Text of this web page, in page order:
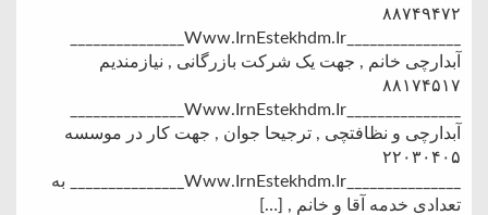
۸۸۷۴۹۴۷۲
آبدارچی خانم , جهت یک شرکت بازرگانی , نیازمندیم
۸۸۱۷۴۵۱۷
آبدارچی و نظافتچی , ترجیحا جوان , جهت کار در موسسه
۲۲۰۳۰۴۰۵
_______________Www.IrnEstekhdm.Ir_______________ به
تعدادی خدمه آقا و خانم , […]